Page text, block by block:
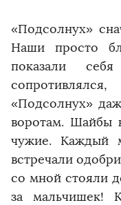
«Подсолнух»
Наши просто
показали
«Подсолнух»
воротам. Шайбы
чужие. Каждый
встречали
со мной стояли
за мальчишек!